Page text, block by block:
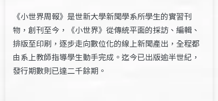
《小世界周報》是世新大學新聞學系所學生的實習刊
物，創刊至今，《小世界》從傳統平面的採訪、編輯、
排版至印刷，逐步走向數位化的線上新聞產出，全程都
由系上教師指導學生動手完成。迄今已出版逾半世紀，
發行期數則已達二千餘期。